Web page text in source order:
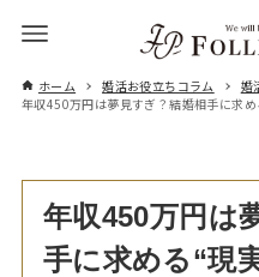
ホーム 婚活お役立ちコラム
婚
年収450万円は夢見すぎ？結婚相手に求
年収450万円は
手に求める“現